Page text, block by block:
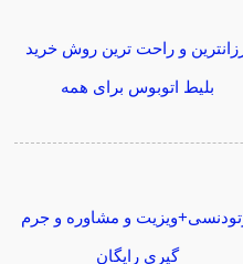
و راحت ترین روش خرید
بلیط اتوبوس برای همه
و مشاوره و جرم
گیری رایگان